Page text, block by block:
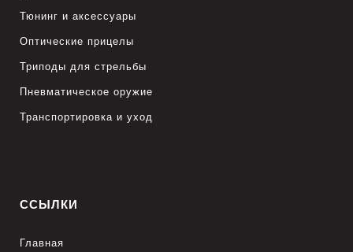
Тюнинг и аксессуары
Оптические прицелы
Триподы для стрельбы
Пневматическое оружие
Транспортировка и уход
ССЫЛКИ
Главная